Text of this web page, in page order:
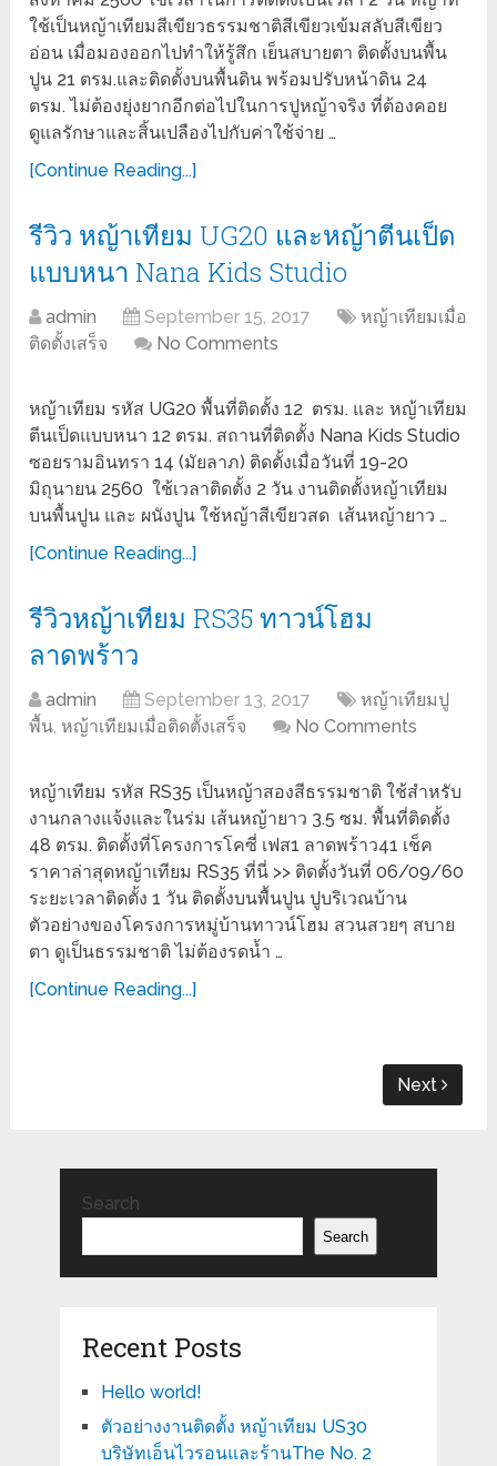
ใช้เป็นหญ้าเทียมสีเขียวธรรมชาติสีเขียวเข้มสลับสีเขียว
อ่อน เมื่อมองออกไปทำให้รู้สึก เย็นสบายตา ติดตั้งบนพื้น
ปูน 21 ตรม.และติดตั้งบนพื้นดิน พร้อมปรับหน้าดิน 24
ตรม. ไม่ต้องยุ่งยากอีกต่อไปในการปูหญ้าจริง ที่ต้องคอย
ดูแลรักษาและสิ้นเปลืองไปกับค่าใช้จ่าย …
[Continue Reading...]
รีวิว หญ้าเทียม UG20 และหญ้าตีนเป็ด
แบบหนา Nana Kids Studio
admin September 15, 2017
หญ้าเทียมเมื่อ
ติดตั้งเสร็จ
No Comments
หญ้าเทียม รหัส UG20 พื้นที่ติดตั้ง 12 ตรม. และ หญ้าเทียม
ตีนเป็ดแบบหนา 12 ตรม. สถานที่ติดตั้ง Nana Kids Studio
ซอยรามอินทรา 14 (มัยลาภ) ติดตั้งเมื่อวันที่ 19-20
มิถุนายน 2560 ใช้เวลาติดตั้ง 2 วัน งานติดตั้งหญ้าเทียม
บนพื้นปูน และ ผนังปูน ใช้หญ้าสีเขียวสด เส้นหญ้ายาว …
[Continue Reading...]
รีวิวหญ้าเทียม RS35 ทาวน์โฮม
ลาดพร้าว
admin September 13, 2017
หญ้าเทียมปู
พื้น, หญ้าเทียมเมื่อติดตั้งเสร็จ No Comments
หญ้าเทียม รหัส RS35 เป็นหญ้าสองสีธรรมชาติ ใช้สำหรับ
งานกลางแจ้งและในร่ม เส้นหญ้ายาว 3.5 ซม. พื้นที่ติดตั้ง
48 ตรม. ติดตั้งที่โครงการโคซี่ เฟส1 ลาดพร้าว41 เช็ค
ราคาล่าสุดหญ้าเทียม RS35 ที่นี่ >> ติดตั้งวันที่ 06/09/60
ระยะเวลาติดตั้ง 1 วัน ติดตั้งบนพื้นปูน ปูบริเวณบ้าน
ตัวอย่างของโครงการหมู่บ้านทาวน์โฮม สวนสวยๆ สบาย
ตา ดูเป็นธรรมชาติ ไม่ต้องรดน้ำ …
[Continue Reading...]
Next
Search
Search
Recent Posts
Hello world!
ตัวอย่างงานติดตั้ง หญ้าเทียม US30
บริษัทเอ็นไวรอนและร้านThe No. 2